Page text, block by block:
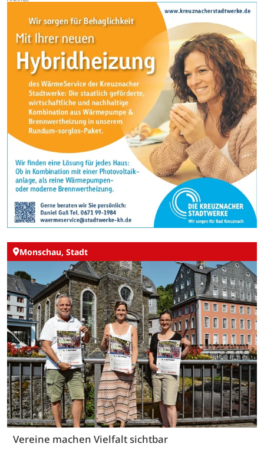
Monschau, Stadt
Vereine machen Vielfalt sichtbar